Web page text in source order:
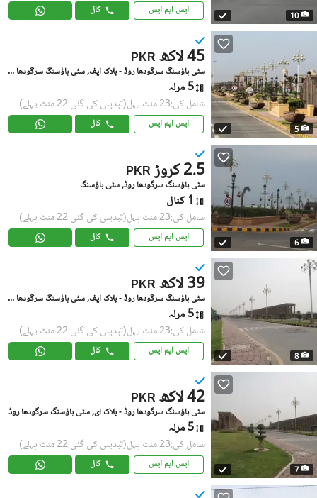
10 ایس ایم ایس کال
5
PKR 45 لاکھ
سٹی ہاؤسنگ سرگودھا روڈ - بلاک ایف, سٹی ہاؤسنگ سرگودھا روڈ
5 مرلہ
شامل کی:23 منٹ پہل (تبدیلی کی گئی:22 منٹ پہلے)
ایس ایم ایس کال
6
PKR 2.5 کروڑ
سٹی ہاؤسنگ سرگودھا روڈ, سٹی ہاؤسنگ
1 کنال
شامل کی:23 منٹ پہل (تبدیلی کی گئی:22 منٹ پہلے)
ایس ایم ایس کال
8
PKR 39 لاکھ
سٹی ہاؤسنگ سرگودھا روڈ - بلاک ایف, سٹی ہاؤسنگ سرگودھا روڈ
5 مرلہ
شامل کی:23 منٹ پہل (تبدیلی کی گئی:22 منٹ پہلے)
ایس ایم ایس کال
7
PKR 42 لاکھ
سٹی ہاؤسنگ سرگودھا روڈ - بلاک ای, سٹی ہاؤسنگ سرگودھا روڈ
5 مرلہ
شامل کی:23 منٹ پہل (تبدیلی کی گئی:22 منٹ پہلے)
ایس ایم ایس کال